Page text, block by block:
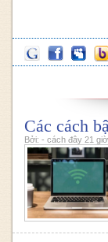
Các cách
Bởi: - cách đây 21 giờ